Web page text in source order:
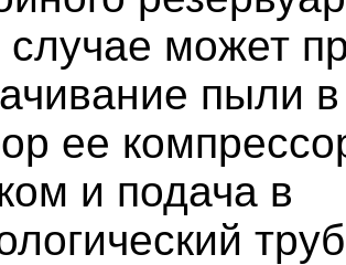
случае может
пыли в
ее
и подача в